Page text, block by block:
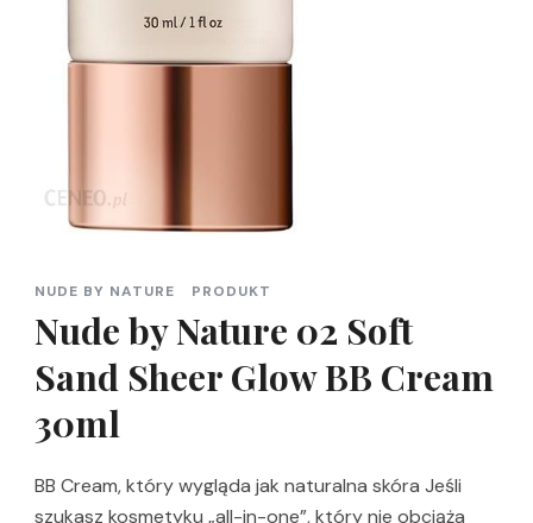
NUDE BY NATURE PRODUKT
Nude by Nature 02 Soft
Sand Sheer Glow BB Cream
30ml
BB Cream, który wygląda jak naturalna skóra Jeśli
szukasz kosmetyku „all-in-one”, który nie obciąża